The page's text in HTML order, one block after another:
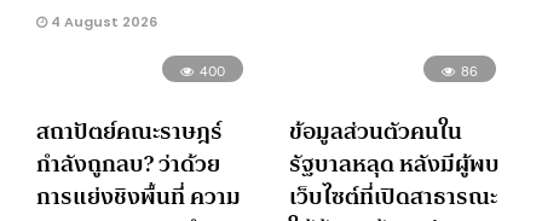
4 August 2026
400
สถาปัตย์คณะราษฎร์
กำลังถูกลบ? ว่าด้วย
การแย่งชิงพื้นที่ ความ
86
ข้อมูลส่วนตัวคนใน
รัฐบาลหลุด หลังมีผู้พบ
เว็บไซต์ที่เปิดสาธารณะ